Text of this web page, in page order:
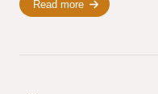
Read more